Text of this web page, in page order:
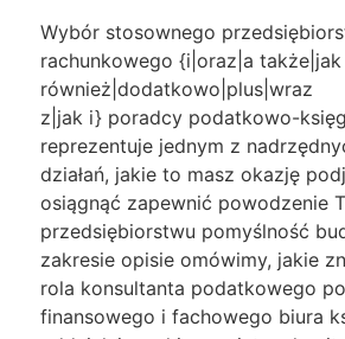
Wybór stosownego
rachunkowego {i|oraz|a także|jak
również|dodatkowo|plus|wraz
z|jak i} poradcy podatkowo-
reprezentuje jednym z
działań, jakie to masz okazję
osiągnąć zapewnić powodzenie
przedsiębiorstwu pomyślność
zakresie opisie omówimy, jakie
rola konsultanta podatkowego
finansowego i fachowego biura